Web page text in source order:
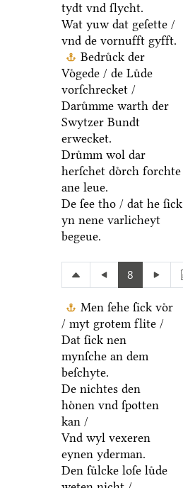
tydt vnd ſlycht.
Wat yuw dat geſette /
vnd de vornufft gyfft.
Bedruͤck der
Voͤgede / de Luͤde
vorſchrecket /
Daruͤmme warth der
Swytzer Bundt
erwecket.
Druͤmm wol dar
herſchet doͤrch forchte
ane leue.
De ſee tho / dat he ſick
yn nene varlicheyt
begeue.
8
Men ſehe ſick voͤr
/ myt grotem flite /
Dat ſick nen
mynſche an dem
beſchyte.
De nichtes den
hoͤnen vnd ſpotten
kan /
Vnd wyl vexeren
eynen yderman.
Den ſuͤlcke loſe luͤde